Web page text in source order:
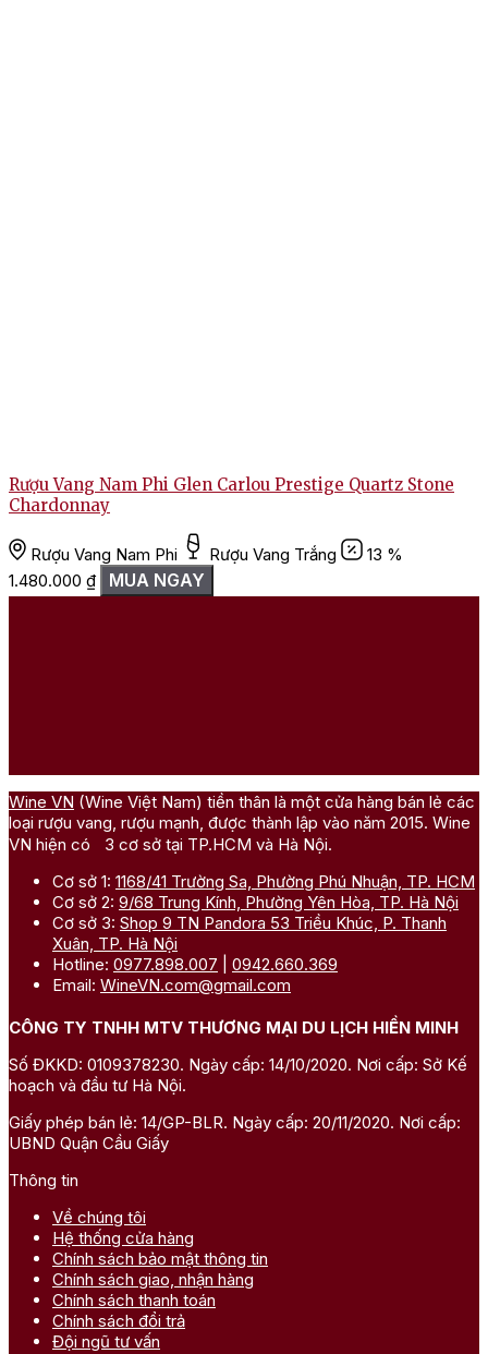
Rượu Vang Nam Phi Glen Carlou Prestige Quartz Stone
Chardonnay
Rượu Vang Nam Phi Rượu Vang Trắng
13 %
1.480.000 ₫ MUA NGAY
Wine VN (Wine Việt Nam) tiền thân là một cửa hàng bán lẻ các
loại rượu vang, rượu mạnh, được thành lập vào năm 2015. Wine
VN hiện có 3 cơ sở tại TP.HCM và Hà Nội.
Cơ sở 1: 1168/41 Trường Sa, Phường Phú Nhuận, TP. HCM
Cơ sở 2: 9/68 Trung Kính, Phường Yên Hòa, TP. Hà Nội
Cơ sở 3: Shop 9 TN Pandora 53 Triều Khúc, P. Thanh
Xuân, TP. Hà Nội
Hotline: 0977.898.007
0942.660.369
Email: WineVN.com@gmail.com
CÔNG TY TNHH MTV THƯƠNG MẠI DU LỊCH HIỀN MINH
Số ĐKKD: 0109378230. Ngày cấp: 14/10/2020. Nơi cấp: Sở Kế
hoạch và đầu tư Hà Nội.
Giấy phép bán lẻ: 14/GP-BLR. Ngày cấp: 20/11/2020. Nơi cấp:
UBND Quận Cầu Giấy
Thông tin
Về chúng tôi
Hệ thống cửa hàng
Chính sách bảo mật thông tin
Chính sách giao, nhận hàng
Chính sách thanh toán
Chính sách đổi trả
Đội ngũ tư vấn